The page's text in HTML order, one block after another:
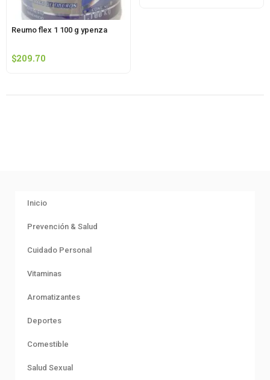
Reumo flex 1 100 g ypenza
$209.70
Inicio
Prevención & Salud
Cuidado Personal
Vitaminas
Aromatizantes
Deportes
Comestible
Salud Sexual